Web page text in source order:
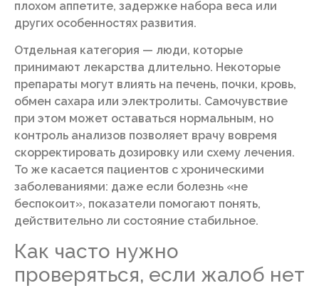
плохом аппетите, задержке набора веса или
других особенностях развития.
Отдельная категория — люди, которые
принимают лекарства длительно. Некоторые
препараты могут влиять на печень, почки, кровь,
обмен сахара или электролиты. Самочувствие
при этом может оставаться нормальным, но
контроль анализов позволяет врачу вовремя
скорректировать дозировку или схему лечения.
То же касается пациентов с хроническими
заболеваниями: даже если болезнь «не
беспокоит», показатели помогают понять,
действительно ли состояние стабильное.
Как часто нужно
проверяться, если жалоб нет